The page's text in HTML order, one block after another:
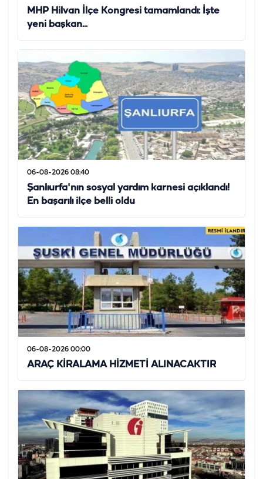
MHP Hilvan İlçe Kongresi tamamlandı: İşte
yeni başkan...
06-08-2026 08:40
Şanlıurfa'nın sosyal yardım karnesi açıklandı!
En başarılı ilçe belli oldu
06-08-2026 00:00
ARAÇ KİRALAMA HİZMETİ ALINACAKTIR